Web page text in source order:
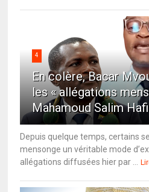
4
En colère, Bacar
les « allégations
Mahamoud Salim Hafi
Depuis quelque temps, certains
mensonge un véritable mode
allégations diffusées hier par ...